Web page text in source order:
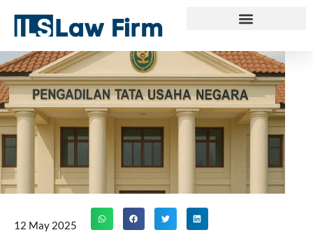
content
12 May 2025